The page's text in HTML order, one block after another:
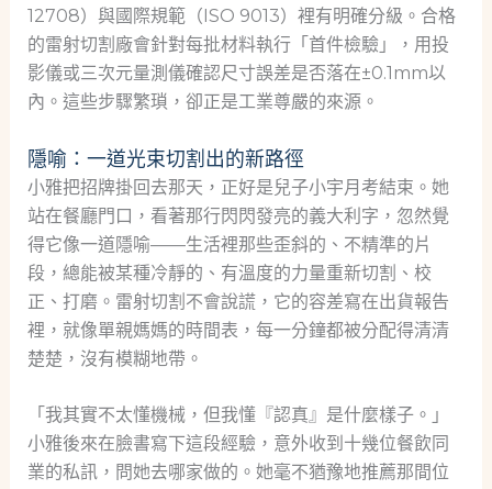
12708）與國際規範（ISO 9013）裡有明確分級。合格
的雷射切割廠會針對每批材料執行「首件檢驗」，用投
影儀或三次元量測儀確認尺寸誤差是否落在±0.1mm以
內。這些步驟繁瑣，卻正是工業尊嚴的來源。
隱喻：一道光束切割出的新路徑
小雅把招牌掛回去那天，正好是兒子小宇月考結束。她
站在餐廳門口，看著那行閃閃發亮的義大利字，忽然覺
得它像一道隱喻——生活裡那些歪斜的、不精準的片
段，總能被某種冷靜的、有溫度的力量重新切割、校
正、打磨。雷射切割不會說謊，它的容差寫在出貨報告
裡，就像單親媽媽的時間表，每一分鐘都被分配得清清
楚楚，沒有模糊地帶。
「我其實不太懂機械，但我懂『認真』是什麼樣子。」
小雅後來在臉書寫下這段經驗，意外收到十幾位餐飲同
業的私訊，問她去哪家做的。她毫不猶豫地推薦那間位